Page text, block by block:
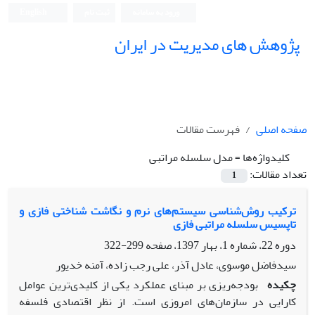
پژوهش های مدیریت در ایران
صفحه اصلی
فهرست مقالات
کلیدواژه‌ها =مدل سلسله مراتبی
تعداد مقالات:
1
ترکیب روش‌شناسی سیستم‌های نرم و نگاشت‌ شناختی فازی و
تاپسیس سلسله مراتبی فازی
دوره 22، شماره 1، بهار 1397، صفحه
299-322
سیدفاضل موسوی، عادل آذر، علی رجب زاده، آمنه خدیور
چکیده بودجه‌ریزی بر مبنای عملکرد یکی از کلیدی‌ترین عوامل
کارایی در سازمان‌‌های امروزی است. از نظر اقتصادی فلسفه